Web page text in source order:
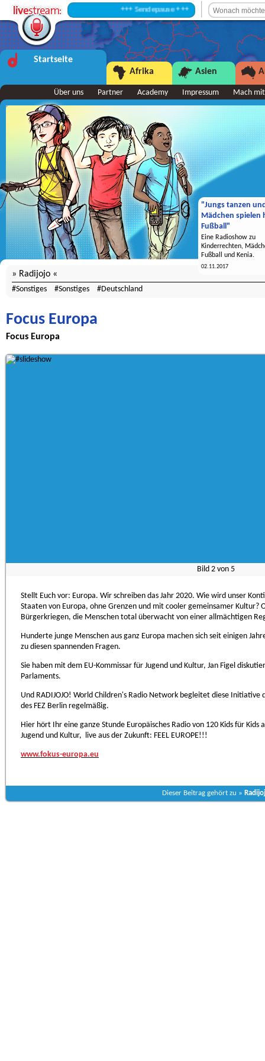
+++ Sendepause +++
Startseite
Afrika
Asien
Über uns Partner Academy Impressum Mach mit
"Jungs tanzen
Mädchen spielen
Fußball"
Eine Radioshow zu
Kinderrechten,
Fußball und Kenia.
02.11.2017
Radijojo
Sonstiges Sonstiges Deutschland
Focus Europa
Focus Europa
Bild 2 von 5
Stellt Euch vor: Europa. Wir schreiben das Jahr 2020. Wie wird unser
Staaten von Europa, ohne Grenzen und mit cooler gemeinsamer
Bürgerkriegen, die Menschen total überwacht von einer allmächtigen
Hunderte junge Menschen aus ganz Europa machen sich seit einigen
zu diesen spannenden Fragen.
Sie haben mit dem EU-Kommissar für Jugend und Kultur, Jan Figel
Parlaments.
Und RADIJOJO! World Children's Radio Network begleitet diese Initiative
des FEZ Berlin regelmäßig.
Hier hört Ihr eine ganze Stunde Europäisches Radio von 120 Kids für Kids
Jugend und Kultur, live aus der Zukunft: FEEL EUROPE!!!
www.fokus-europa.eu
Dieser Beitrag gehört zu »